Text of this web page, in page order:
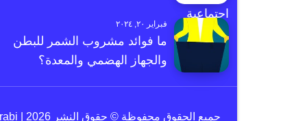
فبراير ٢٠, ٢٠٢٤
ما فوائد مشروب الشمر للبطن
والجهاز الهضمي والمعدة؟
جميع الحقوق محفوظة © حقوق النشر 2026 | e3arabi